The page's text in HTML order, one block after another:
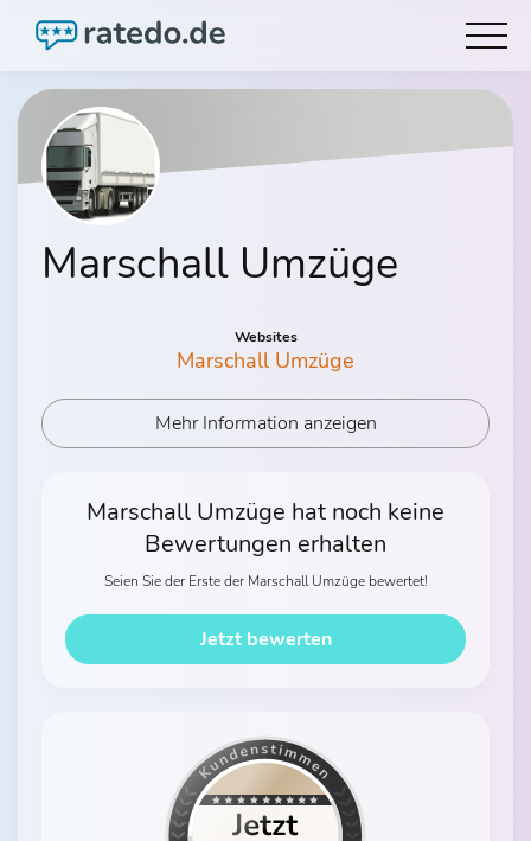
Marschall Umzüge
Websites
Marschall Umzüge
Mehr Information anzeigen
Marschall Umzüge hat noch keine
Bewertungen erhalten
Seien Sie der Erste der Marschall Umzüge bewertet!
Jetzt bewerten